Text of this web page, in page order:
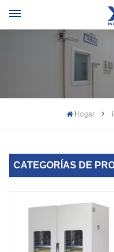
Hogar
CATEGORÍAS DE